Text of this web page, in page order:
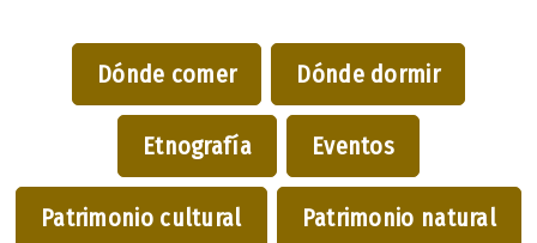
Dónde comer Dónde dormir
Etnografía Eventos
Patrimonio cultural Patrimonio natural